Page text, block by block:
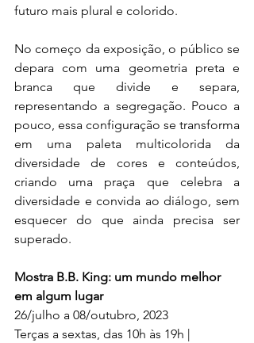
futuro mais plural e colorido.
No começo da exposição, o público se
depara com uma geometria preta e
branca que divide e separa,
representando a segregação. Pouco a
pouco, essa configuração se transforma
em uma paleta multicolorida da
diversidade de cores e conteúdos,
criando uma praça que celebra a
diversidade e convida ao diálogo, sem
esquecer do que ainda precisa ser
superado.
Mostra B.B. King: um mundo melhor
em algum lugar
26/julho a 08/outubro, 2023
Terças a sextas, das 10h às 19h |